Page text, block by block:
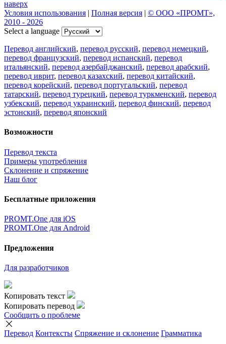
наверх
Условия использования | Полная версия | © ООО «ПРОМТ»,
2010 - 2026
Select a language
Перевод английский, перевод русский, перевод немецкий,
перевод французский, перевод испанский, перевод
итальянский, перевод азербайджанский, перевод арабский,
перевод иврит, перевод казахский, перевод китайский,
перевод корейский, перевод португальский, перевод
татарский, перевод турецкий, перевод туркменский, перевод
узбекский, перевод украинский, перевод финский, перевод
эстонский, перевод японский
Возможности
Перевод текста
Примеры употребления
Склонение и спряжение
Наш блог
Бесплатные приложения
PROMT.One для iOS
PROMT.One для Android
Предложения
Для разработчиков
Копировать текст
Копировать перевод
Сообщить о проблеме
Перевод Контексты Спряжение и склонение Грамматика